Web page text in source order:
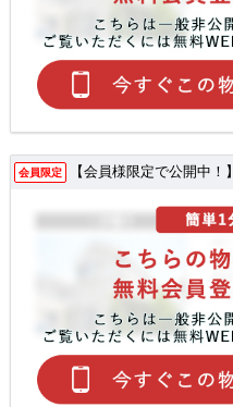
会員限定 【会員様限定で公開中！】